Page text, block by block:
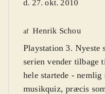
d. 27. okt. 2010
af Henrik Schou
Playstation 3. Nyeste
serien vender tilbage
hele startede - nemlig
musikquiz, præcis